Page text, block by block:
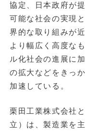
協定、日本政府が
可能な社会の実現
界的な取り組みが
より幅広く高度な
ル化社会の進展に
の拡大などをきっ
加速している。
栗田工業株式会社
立）は、製造業を